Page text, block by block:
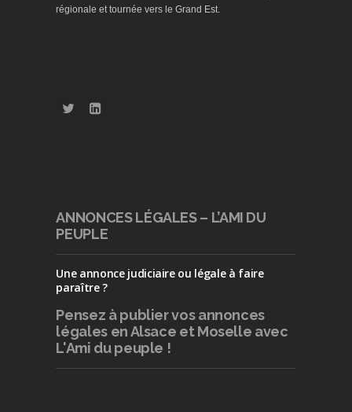
régionale et tournée vers le Grand Est.
ANNONCES LÉGALES – L’AMI DU
PEUPLE
Une annonce judiciaire ou légale à faire
paraître ?
Pensez à publiervos annonces
légales en Alsace et Moselle avec
L'Ami du peuple !